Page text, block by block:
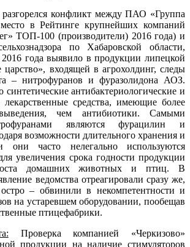
конфликт между ПАО «Группа
в Рейтинге крупнейших компаний
ТОП-100 (производители) 2016 года) и
по Хабаровской области,
2016 года выявило в продукции липецкой
входящей в агрохолдинг, следы
– нитрофуранов и фуразолидона АОЗ.
антибактериологические и
лекарственные средства, имеющие более
чем антибиотики. Самыми
являются фурацилин и
возможности длительного хранения и
они часто нелегально используются
увеличения срока годности продукции
домашних животных и птиц. В
ведомства отреагировали сразу же,
– обвинили в некомпетентности и
на устаревшем оборудовании, пообещав
птицефабрики.
Проверка компанией «Черкизово»
продукции на наличие стимуляторов